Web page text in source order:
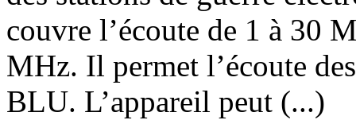
couvre l’écoute de 1 à 30
MHz. Il permet l’écoute
BLU. L’appareil peut (...)